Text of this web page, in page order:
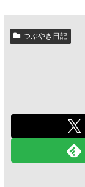
つぶやき日記